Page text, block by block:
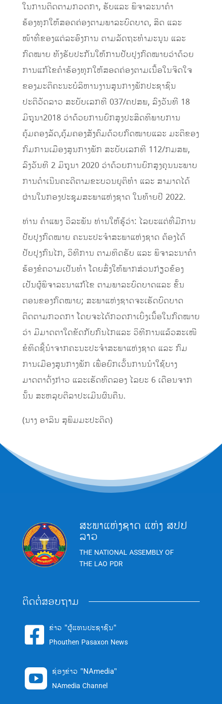
ໃນການຕິດຕາມກວດກາ, ຮັບແລະ ພິຈາລະນາຄຳ
ຮ້ອງທຸກໃຫ້ສອດຄ່ອງຕາມພາລະບົດບາດ, ສິດ ແລະ
ໜ້າທີ່ຂອງແຕ່ລະອົງການ ຕາມລັດຖະທຳມະນູນ ແລະ
ກົດໝາຍ ທັງຮັບປະກັນໃຫ້ການປັບປຸງກົດໝາຍວ່າດ້ວຍ
ການແກ້ໄຂຄຳຮ້ອງທຸກໃຫ້ສອດຄ່ອງຕາມເນື້ອໃນຈິດໃຈ
ຂອງມະຕິຄະນະບໍລິຫານງານສູນກາງພັກປະຊາຊົນ
ປະຕິວັດລາວ ສະບັບເລກທີ 037/ຄປສພ, ລົງວັນທີ 18
ມິຖຸນາ2018 ວ່າດ້ວຍການຍົກສູງປະສິດທິພາບການ
ຄຸ້ມຄອງລັດ,ຄຸ້ມຄອງສັງຄົມດ້ວຍກົດໝາຍແລະ ມະຕິຂອງ
ກົມການເມືອງສູນກາງພັກ ສະບັບເລກທີ 112/ກມສພ,
ລົງວັນທີ 2 ມິຖຸນາ 2020 ວ່າດ້ວຍການຍົກສູງຄຸນນະພາບ
ການດຳເນີນຄະດີຕາມຂະບວນຍຸຕິທຳ ແລະ ສາມາດໄດ້
ຜ່ານໃນກອງປະຊຸມສະພາແຫ່ງຊາດ ໃນທ້າຍປີ 2022.
ທ່ານ ຄຳແພງ ວິລະພັນ ​ທ່ານ​ໃຫ້​ຮູ້ວ່າ: ໄລຍະແຕ່ທີ່​ມີ​ການ
ປັບປຸງກົດໝາຍ ຄະນະປະຈຳສະພາແຫ່ງຊາດ ຕ້ອງໄດ້
ປັບປຸງກົນໄກ, ວິທີການ ຕາມທິດຮັບ ແລະ ພິຈາລະນາຄໍາ
ຮ້ອງຂໍຄວາມເປັນທຳ ໂດຍສົ່ງໃຫ້ພາກສ່ວນກ່ຽວຂ້ອງ
ເປັນຜູ້ພິຈາລະນາແກ້ໄຂ ຕາມພາລະບົດບາດແລະ ຂັ້ນ
ຕອນຂອງກົດໝາຍ; ສະພາແຫ່ງຊາດຈະເຮັດບົດບາດ
ຕິດຕາມກວດກາ ໂດຍຈະໄດ້ກວດກາເບິ່ງເນື້ອໃນກົດໝາຍ
ວ່າ ມີມາດຕາໃດຂັດກັບກົນໄກແລະ ວິທີການແລ້ວສະເໜີ
ຂໍທິດຊີ້ນຳຈາກຄະນະປະຈຳສະພາແຫ່ງຊາດ ແລະ ກົມ
ການເມືອງສູນກາງພັກ ເພື່ອຍົກເວັ້ນການນຳໃຊ້ບາງ
ມາດຕາດັ່ງກ່າວ ແລະເຮັດທົດລອງ ໄລຍະ 6 ເດືອນຈາກ
ນັ້ນ ສະຫລຸບຕີລາປະເມີນຜົນຄືນ.
(ນາງ ອາລິນ ສຸພິມມະປະດິດ)
ສະພາແຫ່ງຊາດ ແຫ່ງ ສປປ
ລາວ
THE NATIONAL ASSEMBLY OF
THE LAO PDR
ຕິດຕໍ່ສອບຖາມ
 ຂ່າວ "ຜູ້ແທນປະຊາຊົນ"
Phouthen Pasaxon News
 ຊ່ອງຂ່າວ "NAmedia"
NAmedia Channel